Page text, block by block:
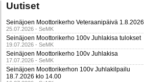
Uutiset
Seinäjoen Moottorikerho Veteraanipäivä 1.8.2026
25.07.2026 - SeMK
Seinäjoen Moottorikerho 100v Juhlakisa tulokset
19.07.2026 - SeMK
Seinäjoen Moottorikerho 100v Juhlakisa
17.07.2026 - SeMK
Seinäjoen Moottorikerhon 100v Juhlakilpailu
18.7.2026 klo 14.00